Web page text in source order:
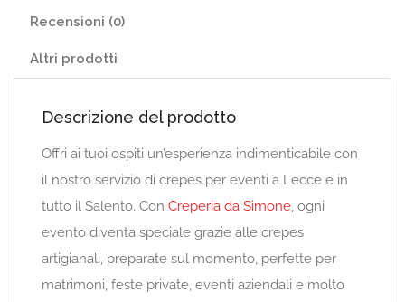
Recensioni (0)
Altri prodotti
Descrizione del prodotto
Offri ai tuoi ospiti un’esperienza indimenticabile con
il nostro servizio di crepes per eventi a Lecce e in
tutto il Salento. Con Creperia da Simone, ogni
evento diventa speciale grazie alle crepes
artigianali, preparate sul momento, perfette per
matrimoni, feste private, eventi aziendali e molto